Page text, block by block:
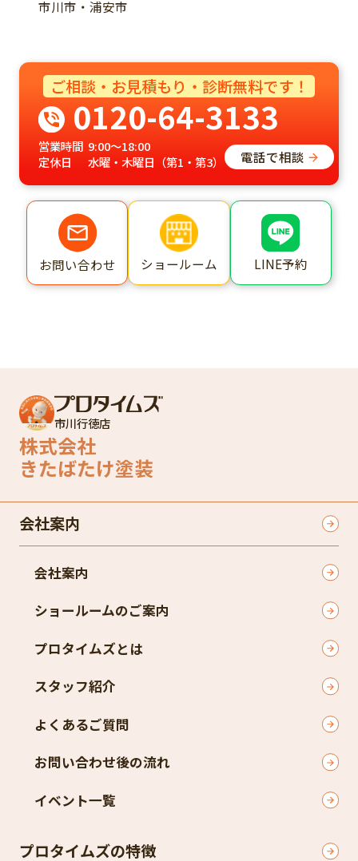
市川市・浦安市
ご相談・お見積もり・診断無料です！
0120-64-3133
営業時間 9:00～18:00
定休日
水曜・木曜日（第1・第3） 電話で相談
お問い合わせ ショールーム LINE予約
市川行徳店
株式会社
きたばたけ塗装
会社案内
会社案内
ショールームのご案内
プロタイムズとは
スタッフ紹介
よくあるご質問
お問い合わせ後の流れ
イベント一覧
プロタイムズの特徴